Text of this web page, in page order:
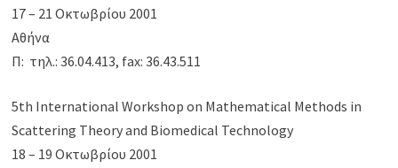
17 – 21 Οκτωβρίου 2001
Αθήνα
Π: τηλ.: 36.04.413, fax: 36.43.511
5th International Workshop on Mathematical Methods in
Scattering Theory and Biomedical Technology
18 – 19 Οκτωβρίου 2001